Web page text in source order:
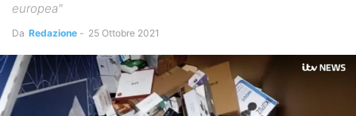
europea"
Da Redazione - 25 Ottobre 2021